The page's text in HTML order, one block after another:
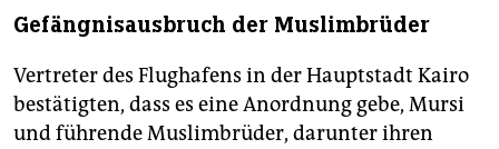
Gefängnisausbruch der Muslimbrüder
Vertreter des Flughafens in der Hauptstadt Kairo
bestätigten, dass es eine Anordnung gebe, Mursi
und führende Muslimbrüder, darunter ihren